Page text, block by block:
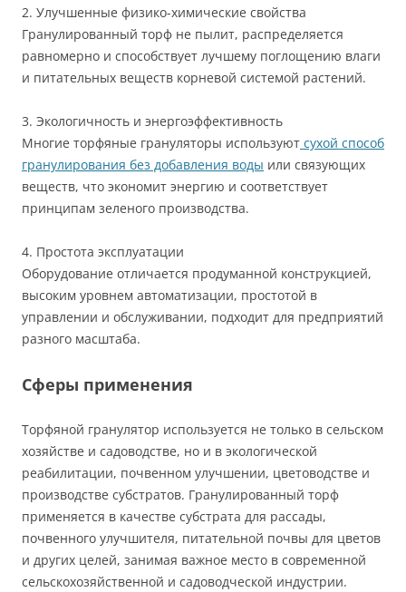
2. Улучшенные физико-химические свойства
Гранулированный торф не пылит, распределяется
равномерно и способствует лучшему поглощению влаги
и питательных веществ корневой системой растений.
3. Экологичность и энергоэффективность
Многие торфяные грануляторы используют сухой способ
гранулирования без добавления воды или связующих
веществ, что экономит энергию и соответствует
принципам зеленого производства.
4. Простота эксплуатации
Оборудование отличается продуманной конструкцией,
высоким уровнем автоматизации, простотой в
управлении и обслуживании, подходит для предприятий
разного масштаба.
Сферы применения
Торфяной гранулятор используется не только в сельском
хозяйстве и садоводстве, но и в экологической
реабилитации, почвенном улучшении, цветоводстве и
производстве субстратов. Гранулированный торф
применяется в качестве субстрата для рассады,
почвенного улучшителя, питательной почвы для цветов
и других целей, занимая важное место в современной
сельскохозяйственной и садоводческой индустрии.